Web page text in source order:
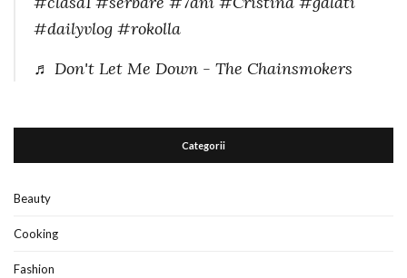
#dailyvlog #rokolla
♬ Don't Let Me Down - The Chainsmokers
Categorii
Beauty
Cooking
Fashion